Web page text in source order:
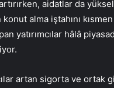
aidatlar da
konut alma iştahını
yatırımcılar hâlâ
artan sigorta ve ortak